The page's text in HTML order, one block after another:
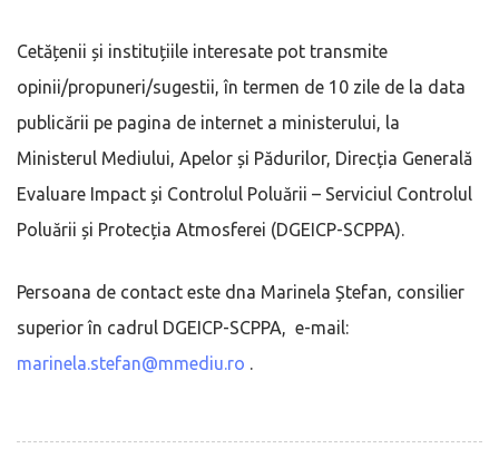
Cetățenii și instituțiile interesate pot transmite
opinii/propuneri/sugestii, în termen de 10 zile de la data
publicării pe pagina de internet a ministerului, la
Ministerul Mediului, Apelor și Pădurilor, Direcția Generală
Evaluare Impact și Controlul Poluării – Serviciul Controlul
Poluării și Protecția Atmosferei (DGEICP-SCPPA).
Persoana de contact este dna Marinela Ștefan, consilier
superior în cadrul DGEICP-SCPPA, e-mail:
marinela.stefan@mmediu.ro .